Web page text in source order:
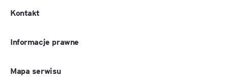
Kontakt
Informacje prawne
Mapa serwisu